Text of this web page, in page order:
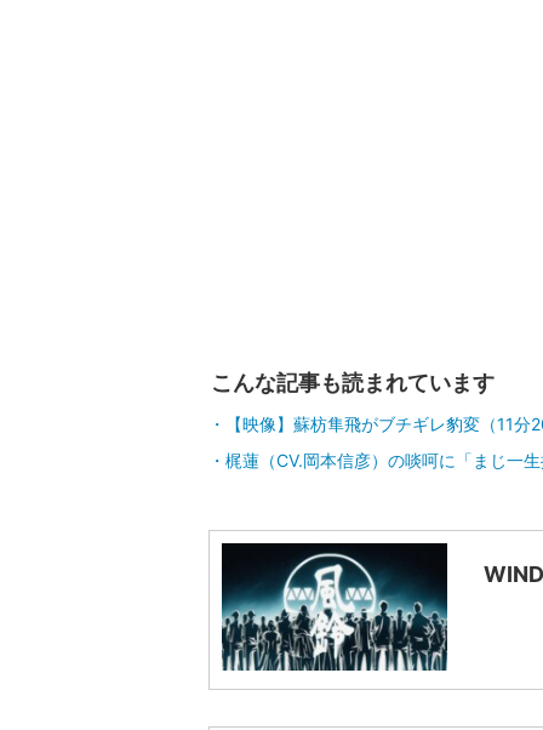
こんな記事も読まれています
【映像】蘇枋隼飛がブチギレ豹変（11分
梶蓮（CV.岡本信彦）の啖呵に「まじ一